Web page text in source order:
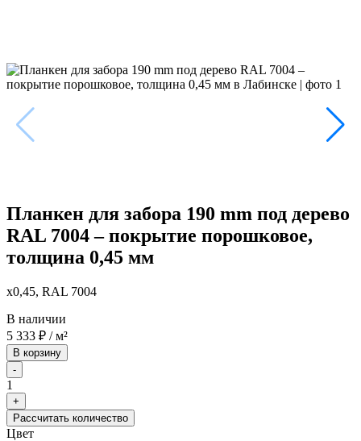
Планкен для забора 190 mm под дерево
RAL 7004 – покрытие порошковое,
толщина 0,45 мм
x0,45, RAL 7004
В наличии
5 333 ₽ / м²
В корзину
-
1
+
Рассчитать количество
Цвет